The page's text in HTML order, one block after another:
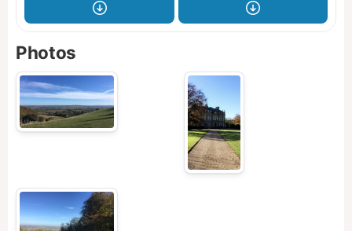
Photos